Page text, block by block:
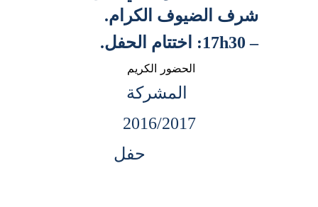
شرف الضيوف الكرام.
– 17h30: اختتام الحفل.
الحضور الكريم
المشركة
2016/2017
حفل